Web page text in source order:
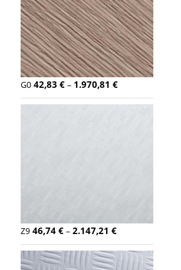
G0 42,83 € – 1.970,81 €
Z9 46,74 € – 2.147,21 €